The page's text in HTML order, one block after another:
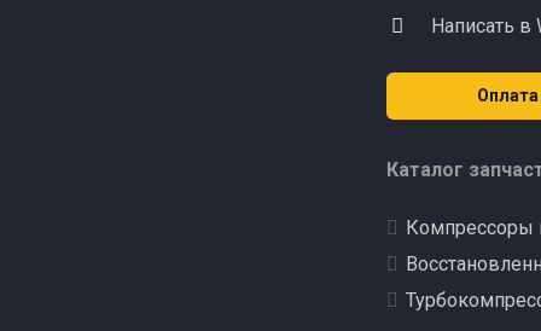
Написать в
Оплата
Каталог
Компрессоры